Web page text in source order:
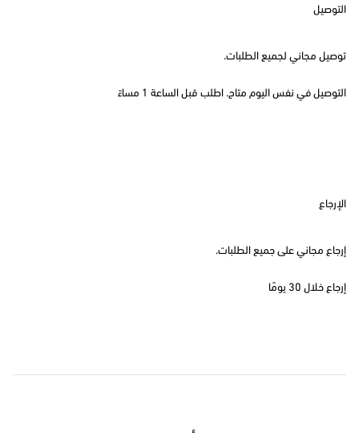
التوصيل
توصيل مجاني لجميع الطلبات.
التوصيل في نفس اليوم متاح. اطلب قبل الساعة 1 مساءً
الإرجاع
إرجاع مجاني على جميع الطلبات.
إرجاع خلال 30 يومًا